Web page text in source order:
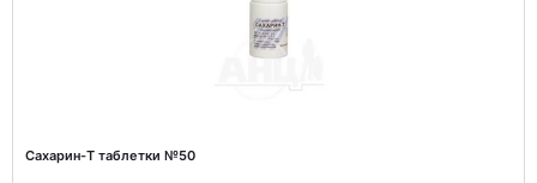
Сахарин-Т таблетки №50